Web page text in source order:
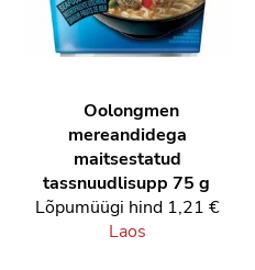
Oolongmen
mereandidega
maitsestatud
tassnuudlisupp 75 g
Lõpumüügi hind 1,21 €
Laos